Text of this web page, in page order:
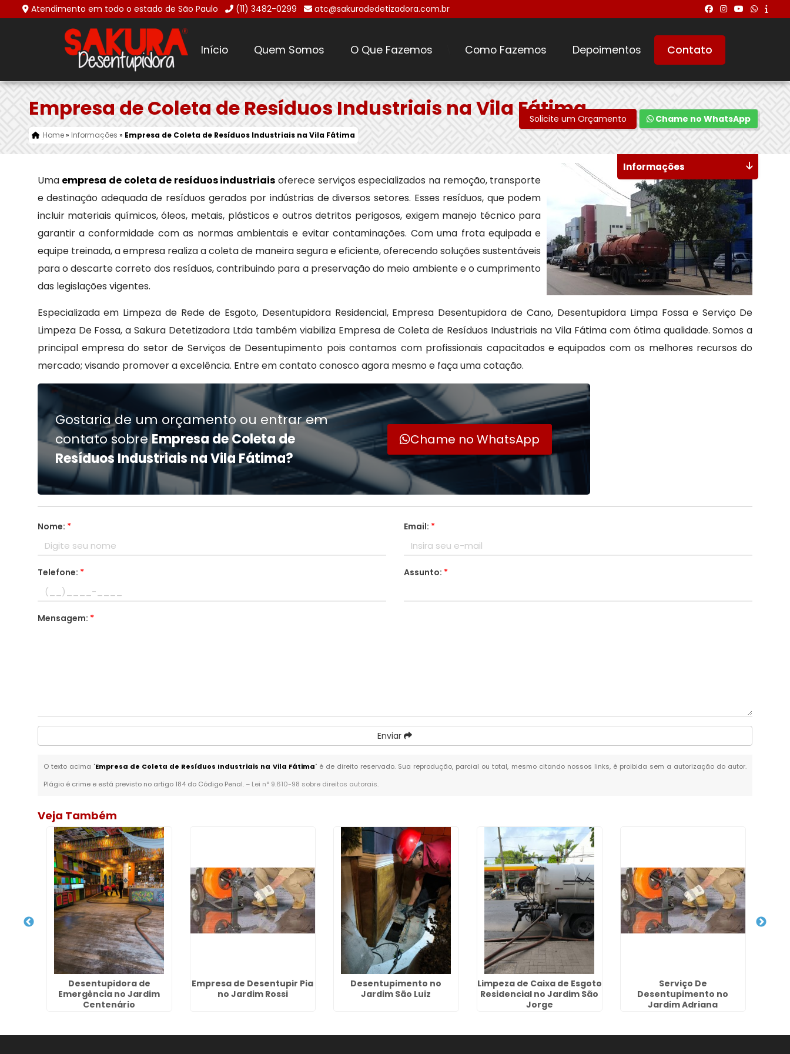
Atendimento em todo o estado de São Paulo (11) 3482-0299 atc@sakuradedetizadora.com.br
Início Quem Somos O Que Fazemos Como Fazemos Depoimentos Contato
Empresa de Coleta de Resíduos Industriais na Vila Fátima
Home» Informações » Empresa de Coleta de Resíduos Industriais na Vila Fátima
Solicite um Orçamento Chame no WhatsApp
Uma empresa de coleta de resíduos industriais oferece serviços especializados na remoção, transporte
e destinação adequada de resíduos gerados por indústrias de diversos setores. Esses resíduos, que podem
incluir materiais químicos, óleos, metais, plásticos e outros detritos perigosos, exigem manejo técnico para
garantir a conformidade com as normas ambientais e evitar contaminações. Com uma frota equipada e
equipe treinada, a empresa realiza a coleta de maneira segura e eficiente, oferecendo soluções sustentáveis
para o descarte correto dos resíduos, contribuindo para a preservação do meio ambiente e o cumprimento
das legislações vigentes.
Especializada em Limpeza de Rede de Esgoto, Desentupidora Residencial, Empresa Desentupidora de Cano, Desentupidora Limpa Fossa e Serviço De
Limpeza De Fossa, a Sakura Detetizadora Ltda também viabiliza Empresa de Coleta de Resíduos Industriais na Vila Fátima com ótima qualidade. Somos a
principal empresa do setor de Serviços de Desentupimento pois contamos com profissionais capacitados e equipados com os melhores recursos do
mercado; visando promover a excelência. Entre em contato conosco agora mesmo e faça uma cotação.
Gostaria de um orçamento ou entrar em
contato sobreEmpresa de Coleta de
Resíduos Industriais na Vila Fátima?
Chame no WhatsApp
Nome: * Email: *
Telefone: * Assunto: *
Mensagem: *
Enviar
O texto acima "Empresa de Coleta de Resíduos Industriais na Vila Fátima" é de direito reservado. Sua reprodução, parcial ou total, mesmo citando nossos links, é proibida sem a autorização do autor.
Plágio é crime e está previsto no artigo 184 do Código Penal. – Lei n° 9.610-98 sobre direitos autorais.
Informações
Veja Também
Desentupidora de
Emergência no Jardim
Centenário
Empresa de Desentupir Pia
no Jardim Rossi
Desentupimento no
Jardim São Luiz
Limpeza de Caixa de Esgoto
Residencial no Jardim São
Jorge
Serviço De
Desentupimento no
Jardim Adriana